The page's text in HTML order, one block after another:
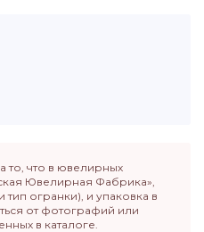
что в ювелирных
Ювелирная Фабрика»,
тип огранки), и упаковка в
от фотографий или
в каталоге.